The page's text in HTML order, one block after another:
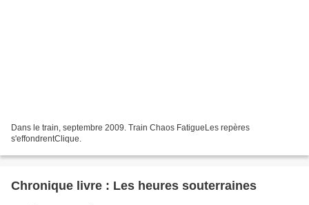
Dans le train, septembre 2009. Train Chaos FatigueLes repères
s'effondrentClique.
Chronique livre : Les heures souterraines